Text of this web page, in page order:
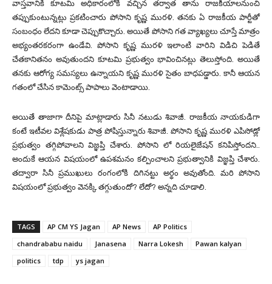
వాస్తవానికి కూటమి అధికారంలోకి వచ్చిన తర్వాత తాను రాజకీయాలనుంచి
తప్పుకుంటున్నట్లు ప్రకటించారు పోసాని కృష్ణ మురళి. తనకు ఏ రాజకీయ పార్టీతో
సంబంధం లేదని కూడా చెప్పుకొచ్చారు. అయితే పోసాని గత వ్యాఖ్యలు చూస్తే మాత్రం
అభ్యంతరకరంగా ఉండేవి. పోసాని కృష్ణ మురళి ఇలాంటి వారిని విడిచి పెడితే
చేతకానితనం అవుతుందని కూటమి ప్రభుత్వం భావించినట్లు తెలుస్తోంది. అయితే
తనకు ఆరోగ్య సమస్యలు ఉన్నాయని కృష్ణ మురళి సైతం బాధపడ్డారు. కానీ ఆయన
గతంలో చేసిన కామెంట్స్ పాపాలు వెంటాడాయి.
అయితే తాజాగా దీనిపై మాట్లాడారు సినీ నటుడు శివాజీ. రాజకీయ నాయకుడిగా
కంటే ఇటీవల విశ్లేషకుడు పాత్ర పోషిస్తున్నారు శివాజీ. పోసాని కృష్ణ మురళి ఎపిసోడ్లో
ప్రభుత్వం తగ్గిపోవాలని విజ్ఞప్తి చేశారు. పోసాని లో రియలైజేషన్ కనిపిస్తోందని..
అందుకే ఆయన విషయంలో ఉపశమనం కల్పించాలని ప్రభుత్వానికి విజ్ఞప్తి చేశారు.
తద్వారా సినీ ప్రముఖులు రంగంలోకి దిగినట్టు అర్థం అవుతోంది. మరి పోసాని
విషయంలో ప్రభుత్వం వెనక్కి తగ్గుతుందో? లేదో? అన్నది చూడాలి.
TAGS AP CM YS Jagan AP News
AP Politics
chandrababu naidu
Janasena Narra Lokesh
Pawan kalyan
politics
tdp ys jagan